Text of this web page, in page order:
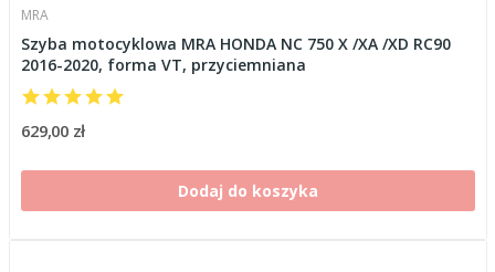
MRA
Szyba motocyklowa MRA HONDA NC 750 X /XA /XD RC90
2016-2020, forma VT, przyciemniana
629,00 zł
Dodaj do koszyka